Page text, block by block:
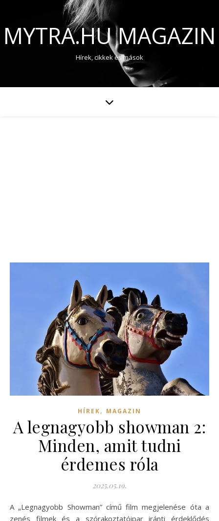
MYTRA.HU MAGAZIN
Hírek, cikkek és mások
HÍREK, MAGAZIN
A legnagyobb showman 2:
Minden, amit tudni
érdemes róla
2025.05.19.
A „Legnagyobb Showman” című film megjelenése óta a
zenés filmek és a szórakoztatóipar iránti érdeklődés